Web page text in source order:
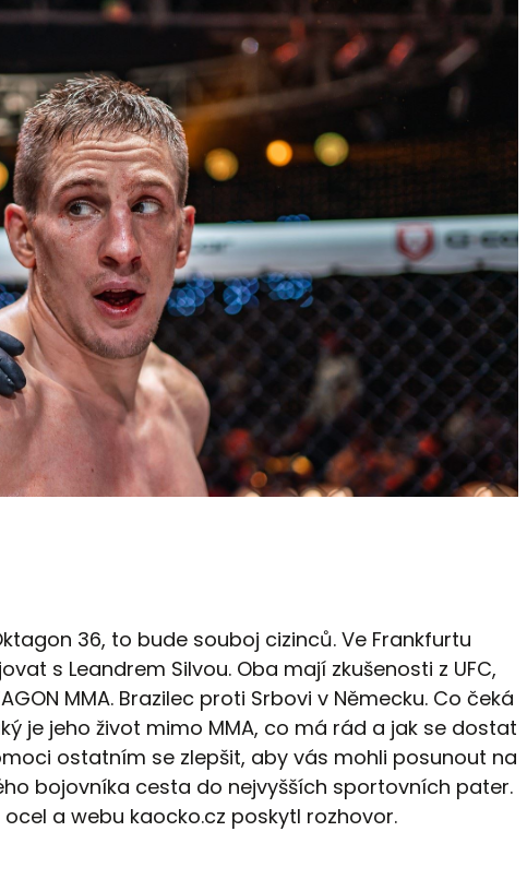
36, to bude souboj cizinců. Ve Frankfurtu
s Leandrem Silvou. Oba mají zkušenosti z UFC,
MMA. Brazilec proti Srbovi v Německu. Co čeká
je jeho život mimo MMA, co má rád a jak se dostat
ostatním se zlepšit, aby vás mohli posunout na
bojovníka cesta do nejvyšších sportovních pater.
a webu kaocko.cz poskytl rozhovor.